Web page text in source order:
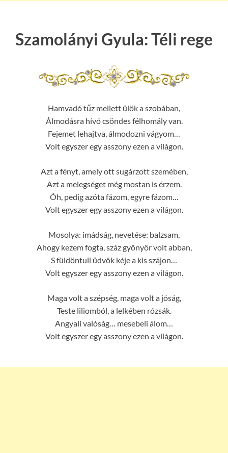
Szamolányi Gyula: Téli rege
Hamvadó tűz mellett ülök a szobában,
Álmodásra hívó csöndes félhomály van.
Fejemet lehajtva, álmodozni vágyom…
Volt egyszer egy asszony ezen a világon.
Azt a fényt, amely ott sugárzott szemében,
Azt a melegséget még mostan is érzem.
Óh, pedig azóta fázom, egyre fázom…
Volt egyszer egy asszony ezen a világon.
Mosolya: imádság, nevetése: balzsam,
Ahogy kezem fogta, száz gyönyör volt abban,
S füldöntuli üdvök kéje a kis szájon…
Volt egyszer egy asszony ezen a világon.
Maga volt a szépség, maga volt a jóság,
Teste liliomból, a lelkében rózsák.
Angyali valóság… mesebeli álom…
Volt egyszer egy asszony ezen a világon.